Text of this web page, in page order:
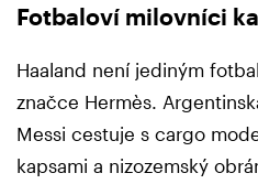
Fotbaloví milovníci
Haaland není jediným
značce Hermès.
Messi cestuje s cargo
kapsami a nizozemský